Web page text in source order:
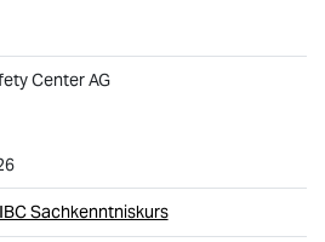
Center AG
Sachkenntniskurs